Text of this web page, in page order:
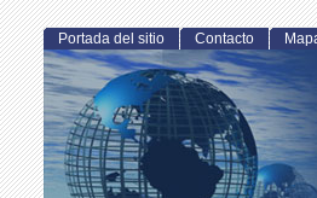
Portada del sitio Contacto